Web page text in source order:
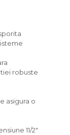
robuste
asigura o
11/2"